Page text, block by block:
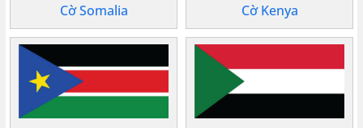
Cờ Somalia Cờ Kenya